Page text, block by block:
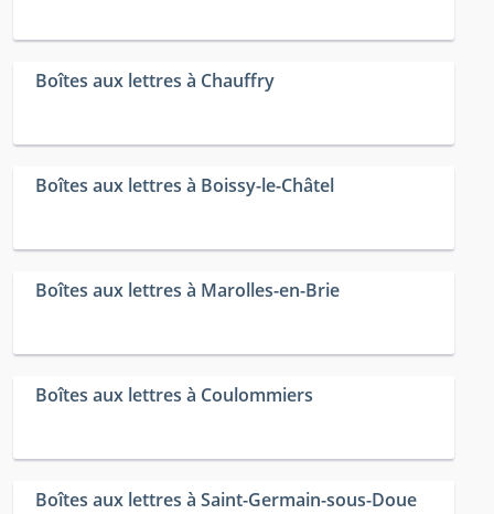
Boîtes aux lettres à Chauffry
Boîtes aux lettres à Boissy-le-Châtel
Boîtes aux lettres à Marolles-en-Brie
Boîtes aux lettres à Coulommiers
Boîtes aux lettres à Saint-Germain-sous-Doue